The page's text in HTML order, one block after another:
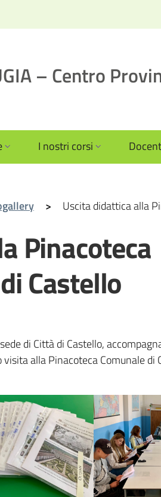
– Centro
I nostri corsi
> Uscita didattica alla
Pinacoteca
Castello
di Città di Castello,
alla Pinacoteca Comunale di